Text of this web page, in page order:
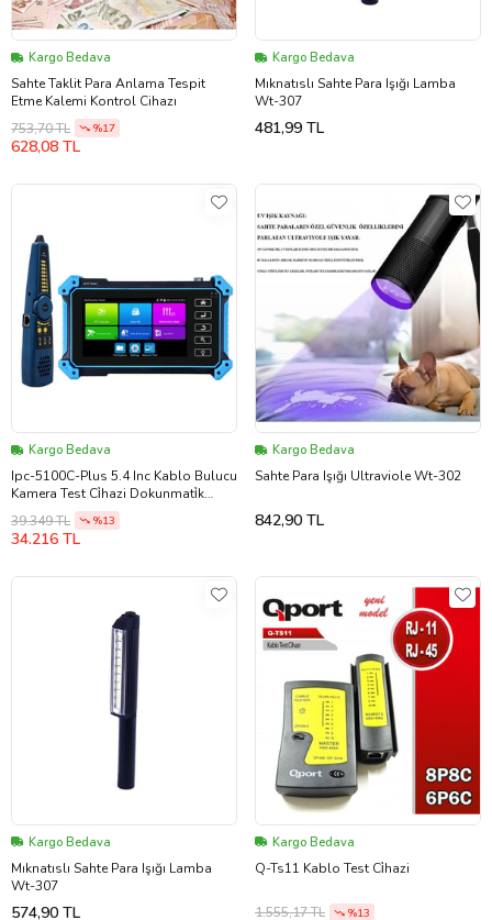
Kargo Bedava
Sahte Taklit Para Anlama Tespit
Etme Kalemi Kontrol Cihazı
753,70 TL
%17
628,08 TL
Kargo Bedava
Mıknatıslı Sahte Para Işığı Lamba
Wt-307
481,99 TL
Kargo Bedava
Ipc-5100C-Plus 5.4 Inc Kablo Bulucu
Kamera Test Ci̇hazi Dokunmati̇k
39.349 TL %13
34.216 TL
Kargo Bedava
Sahte Para Işığı Ultraviole Wt-302
842,90 TL
Kargo Bedava
Mıknatıslı Sahte Para Işığı Lamba
Wt-307
574,90 TL
Kargo Bedava
Q-Ts11 Kablo Test Ci̇hazi
1.555,17 TL %13